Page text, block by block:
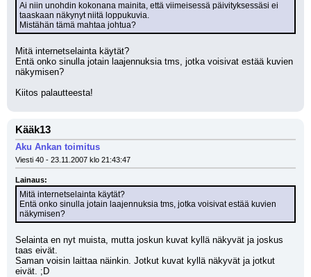
Ai niin unohdin kokonana mainita, että viimeisessä päivityksessäsi ei
taaskaan näkynyt niitä loppukuvia.
Mistähän tämä mahtaa johtua?
Mitä internetselainta käytät?
Entä onko sinulla jotain laajennuksia tms, jotka voisivat estää kuvien
näkymisen?
Kiitos palautteesta!
Kääk13
Aku Ankan toimitus
Viesti 40 - 23.11.2007 klo 21:43:47
Lainaus:
Mitä internetselainta käytät?
Entä onko sinulla jotain laajennuksia tms, jotka voisivat estää kuvien
näkymisen?
Selainta en nyt muista, mutta joskun kuvat kyllä näkyvät ja joskus
taas eivät.
Saman voisin laittaa näinkin. Jotkut kuvat kyllä näkyvät ja jotkut
eivät. ;D